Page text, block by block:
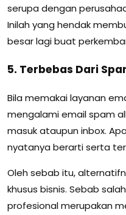
serupa dengan
Inilah yang hendak
besar lagi buat
5. Terbebas Dari
Bila memakai layanan
mengalami email spam
masuk ataupun inbox.
nyatanya berarti serta
Oleh sebab itu,
khusus bisnis. Sebab
profesional merupakan